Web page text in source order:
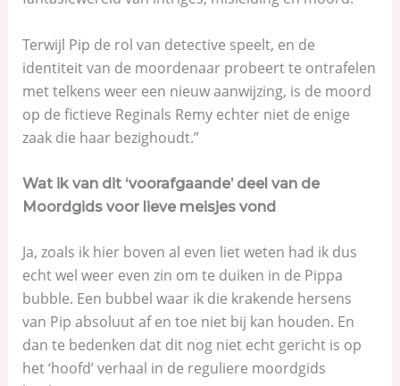
Terwijl Pip de rol van detective speelt, en de
identiteit van de moordenaar probeert te ontrafelen
met telkens weer een nieuw aanwijzing, is de moord
op de fictieve Reginals Remy echter niet de enige
zaak die haar bezighoudt.”
Wat ik van dit ‘voorafgaande’ deel van de
Moordgids voor lieve meisjes vond
Ja, zoals ik hier boven al even liet weten had ik dus
echt wel weer even zin om te duiken in de Pippa
bubble. Een bubbel waar ik die krakende hersens
van Pip absoluut af en toe niet bij kan houden. En
dan te bedenken dat dit nog niet echt gericht is op
het ‘hoofd’ verhaal in de reguliere moordgids